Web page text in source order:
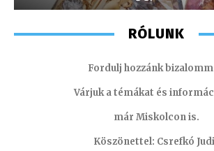
RÓLUNK
Fordulj hozzánk
Várjuk a témákat és
már Miskolcon is.
Köszönettel: Csrefkó